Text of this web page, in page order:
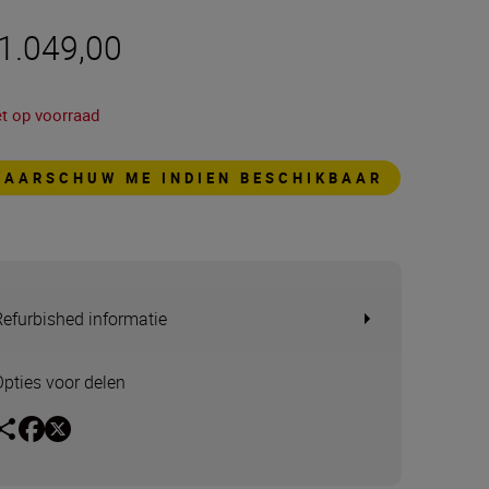
op voorraad
ME INDIEN BESCHIKBAAR
informatie
voor delen